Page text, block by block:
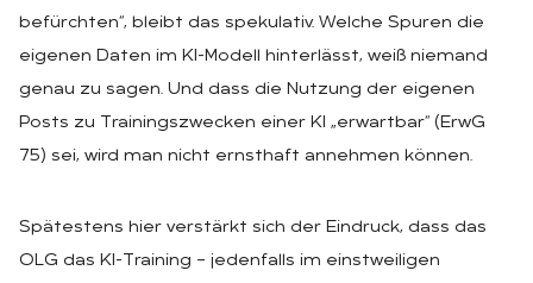
befürchten“, bleibt das spekulativ. Welche Spuren die
eigenen Daten im KI-Modell hinterlässt, weiß niemand
genau zu sagen. Und dass die Nutzung der eigenen
Posts zu Trainingszwecken einer KI „erwartbar“ (ErwG
75) sei, wird man nicht ernsthaft annehmen können.
Spätestens hier verstärkt sich der Eindruck, dass das
OLG das KI-Training – jedenfalls im einstweiligen